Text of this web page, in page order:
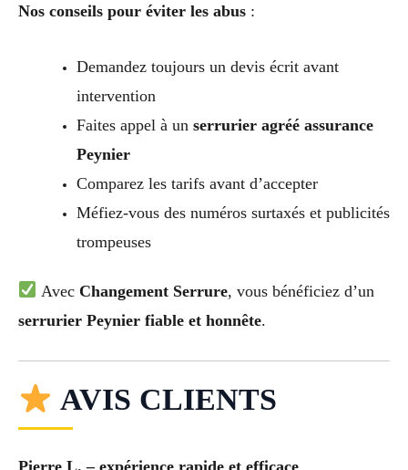
Nos conseils pour éviter les abus :
Demandez toujours un devis écrit avant
intervention
Faites appel à un serrurier agréé assurance
Peynier
Comparez les tarifs avant d’accepter
Méfiez-vous des numéros surtaxés et publicités
trompeuses
Avec Changement Serrure, vous bénéficiez d’un
serrurier Peynier fiable et honnête.
AVIS CLIENTS